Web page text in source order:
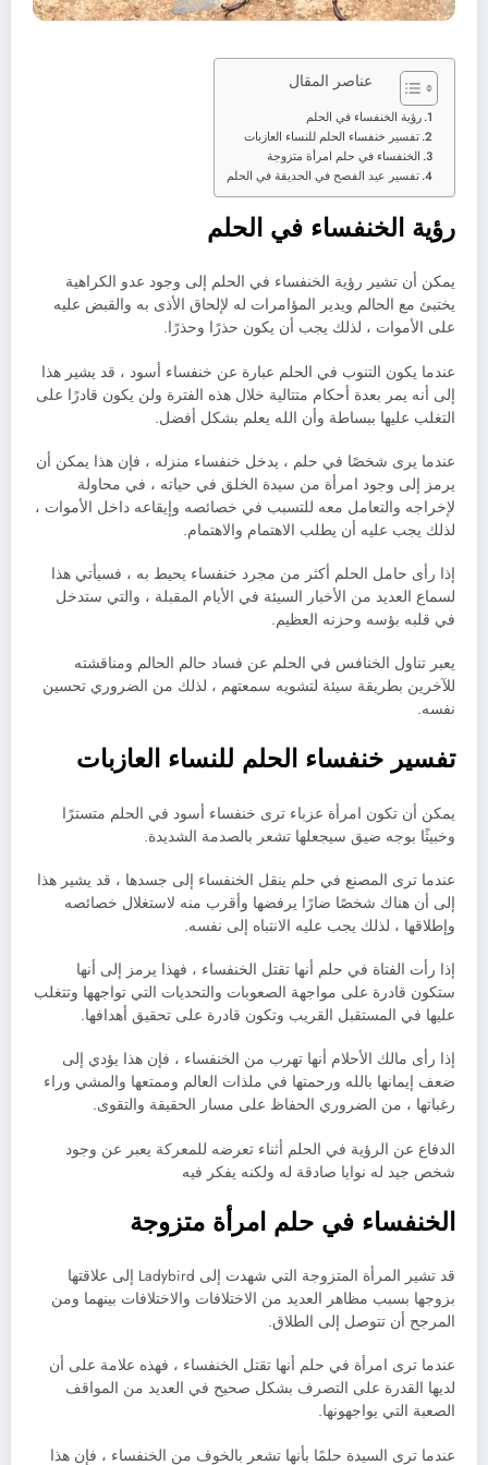
عناصر المقال
رؤية الخنفساء في الحلم
تفسير خنفساء الحلم للنساء العازبات
الخنفساء في حلم امرأة متزوجة
تفسير عيد الفصح في الحديقة في الحلم
رؤية الخنفساء في الحلم
يمكن أن تشير رؤية الخنفساء في الحلم إلى وجود عدو الكراهية
يختبئ مع الحالم ويدير المؤامرات له لإلحاق الأذى به والقبض عليه
على الأموات ، لذلك يجب أن يكون حذرًا وحذرًا.
عندما يكون التنوب في الحلم عبارة عن خنفساء أسود ، قد يشير هذا
إلى أنه يمر بعدة أحكام متتالية خلال هذه الفترة ولن يكون قادرًا على
التغلب عليها ببساطة وأن الله يعلم بشكل أفضل.
عندما يرى شخصًا في حلم ، يدخل خنفساء منزله ، فإن هذا يمكن أن
يرمز إلى وجود امرأة من سيدة الخلق في حياته ، في محاولة
لإخراجه والتعامل معه للتسبب في خصائصه وإيقاعه داخل الأموات ،
لذلك يجب عليه أن يطلب الاهتمام والاهتمام.
إذا رأى حامل الحلم أكثر من مجرد خنفساء يحيط به ، فسيأتي هذا
لسماع العديد من الأخبار السيئة في الأيام المقبلة ، والتي ستدخل
في قلبه بؤسه وحزنه العظيم.
يعبر تناول الخنافس في الحلم عن فساد حالم الحالم ومناقشته
للآخرين بطريقة سيئة لتشويه سمعتهم ، لذلك من الضروري تحسين
نفسه.
تفسير خنفساء الحلم للنساء العازبات
يمكن أن تكون امرأة عزباء ترى خنفساء أسود في الحلم متسترًا
وخبيثًا بوجه ضيق سيجعلها تشعر بالصدمة الشديدة.
عندما ترى المصنع في حلم ينقل الخنفساء إلى جسدها ، قد يشير هذا
إلى أن هناك شخصًا ضارًا يرفضها وأقرب منه لاستغلال خصائصه
وإطلاقها ، لذلك يجب عليه الانتباه إلى نفسه.
إذا رأت الفتاة في حلم أنها تقتل الخنفساء ، فهذا يرمز إلى أنها
ستكون قادرة على مواجهة الصعوبات والتحديات التي تواجهها وتتغلب
عليها في المستقبل القريب وتكون قادرة على تحقيق أهدافها.
إذا رأى مالك الأحلام أنها تهرب من الخنفساء ، فإن هذا يؤدي إلى
ضعف إيمانها بالله ورحمتها في ملذات العالم وممتعها والمشي وراء
رغباتها ، من الضروري الحفاظ على مسار الحقيقة والتقوى.
الدفاع عن الرؤية في الحلم أثناء تعرضه للمعركة يعبر عن وجود
شخص جيد له نوايا صادقة له ولكنه يفكر فيه
الخنفساء في حلم امرأة متزوجة
قد تشير المرأة المتزوجة التي شهدت إلى Ladybird إلى علاقتها
بزوجها بسبب مظاهر العديد من الاختلافات والاختلافات بينهما ومن
المرجح أن تتوصل إلى الطلاق.
عندما ترى امرأة في حلم أنها تقتل الخنفساء ، فهذه علامة على أن
لديها القدرة على التصرف بشكل صحيح في العديد من المواقف
الصعبة التي يواجهونها.
عندما ترى السيدة حلمًا بأنها تشعر بالخوف من الخنفساء ، فإن هذا